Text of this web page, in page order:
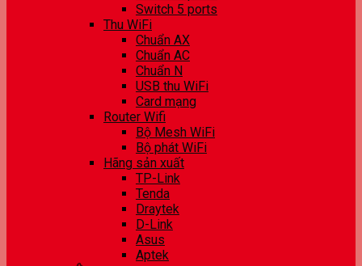
Switch 5 ports
Thu WiFi
Chuẩn AX
Chuẩn AC
Chuẩn N
USB thu WiFi
Card mạng
Router Wifi
Bộ Mesh WiFi
Bộ phát WiFi
Hãng sản xuất
TP-Link
Tenda
Draytek
D-Link
Asus
Aptek